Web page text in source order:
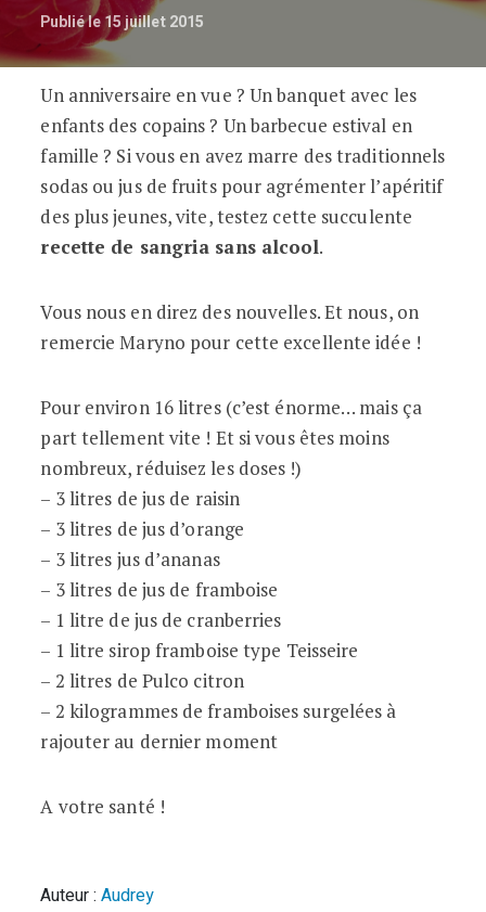
Publié le 15 juillet 2015
Rafraîchissante la sangria sans alcool
Un anniversaire en vue ? Un banquet avec les
enfants des copains ? Un barbecue estival en
famille ? Si vous en avez marre des traditionnels
sodas ou jus de fruits pour agrémenter l’apéritif
des plus jeunes, vite, testez cette succulente
recette de sangria sans alcool.
Vous nous en direz des nouvelles. Et nous, on
remercie Maryno pour cette excellente idée !
Pour environ 16 litres (c’est énorme… mais ça
part tellement vite ! Et si vous êtes moins
nombreux, réduisez les doses !)
– 3 litres de jus de raisin
– 3 litres de jus d’orange
– 3 litres jus d’ananas
– 3 litres de jus de framboise
– 1 litre de jus de cranberries
– 1 litre sirop framboise type Teisseire
– 2 litres de Pulco citron
– 2 kilogrammes de framboises surgelées à
rajouter au dernier moment
A votre santé !
Auteur :Audrey